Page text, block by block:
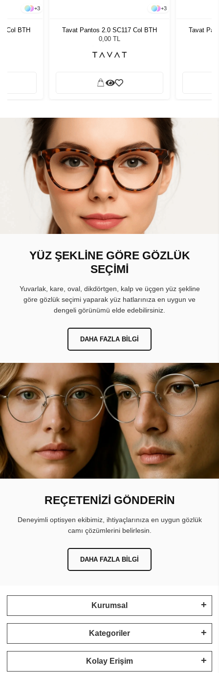
+3
Col BTH
+3
Tavat Pantos 2.0 SC117 Col BTH
0,00 TL
Tavat
YÜZ ŞEKLİNE GÖRE GÖZLÜK
SEÇİMİ
Yuvarlak, kare, oval, dikdörtgen, kalp ve üçgen yüz şekline
göre gözlük seçimi yaparak yüz hatlarınıza en uygun ve
dengeli görünümü elde edebilirsiniz.
DAHA FAZLA BILGI
REÇETENİZİ GÖNDERİN
Deneyimli optisyen ekibimiz, ihtiyaçlarınıza en uygun gözlük
camı çözümlerini belirlesin.
DAHA FAZLA BILGI
Kurumsal
Kategoriler
Kolay Erişim